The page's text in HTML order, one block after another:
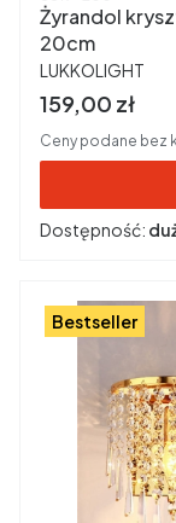
Żyrandol
20cm
PRODUCENT
LUKKOLIGHT
Cena brutto
159,00 zł
Ceny podane bez
Dostępność:
Bestseller